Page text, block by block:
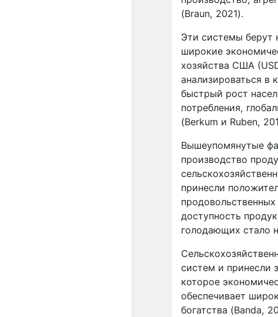
(Braun, 2021).
Эти системы берут
широкие
хозяйства США
анализироваться в
быстрый рост
потребления,
(Berkum и Ruben,
Вышеупомянутые
производство
принесли
доступность
голодающих стало
систем и принесли
которое
обеспечивает
богатства (Banda,